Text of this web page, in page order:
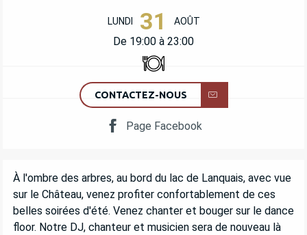
OUVERTURE ET COORDONNÉES
LUNDI 31 AOÛT
De 19:00 à 23:00
Restaurant
CONTACTEZ-NOUS
Page Facebook
DESCRIPTION
À l'ombre des arbres, au bord du lac de Lanquais, avec vue
sur le Château, venez profiter confortablement de ces
belles soirées d'été. Venez chanter et bouger sur le dance
floor. Notre DJ, chanteur et musicien sera de nouveau là